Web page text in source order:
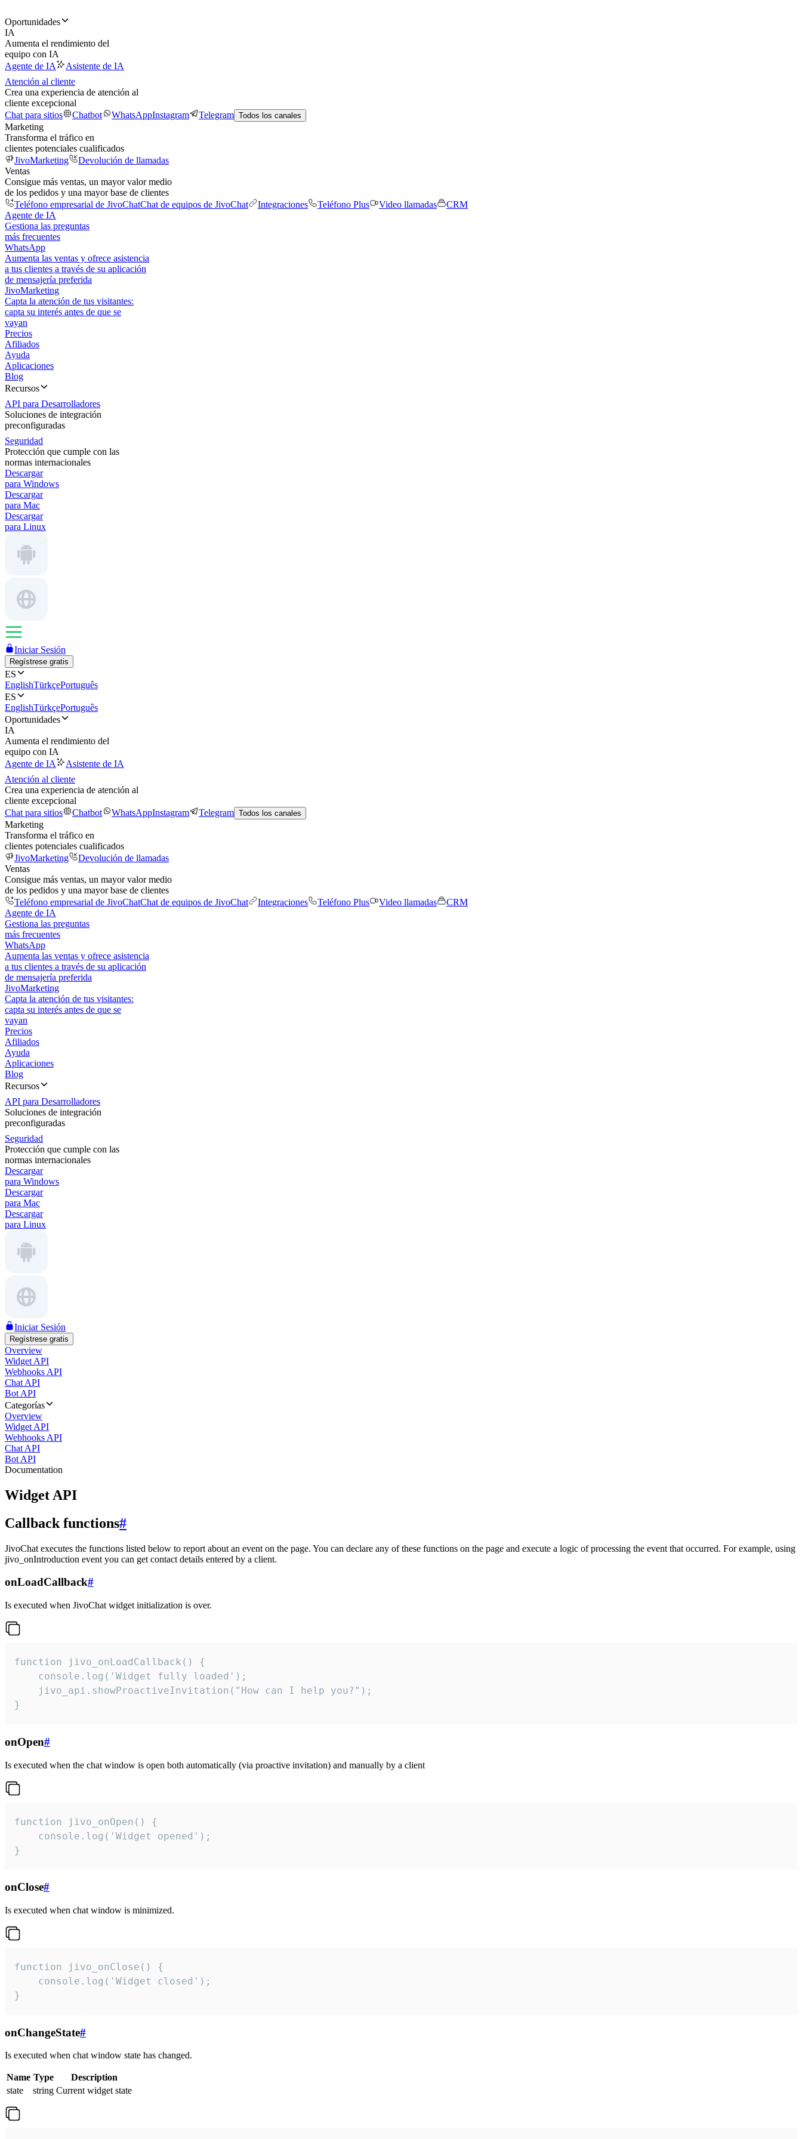
Oportunidades
IA
Aumenta el rendimiento del
equipo con IA
Agente de IA
Asistente de IA
Atención al cliente
Crea una experiencia de atención al
cliente excepcional
Chat para sitios
Chatbot WhatsAppInstagram Telegram Todos los canales
Marketing
Transforma el tráfico en
clientes potenciales cualificados
JivoMarketing
Devolución de llamadas
Ventas
Consigue más ventas, un mayor valor medio
de los pedidos y una mayor base de clientes
Teléfono empresarial de JivoChatChat de equipos de JivoChat Integraciones Teléfono Plus Video llamadas
CRM
Agente de IA
Gestiona las preguntas
más frecuentes
WhatsApp
Aumenta las ventas y ofrece asistencia
a tus clientes a través de su aplicación
de mensajería preferida
JivoMarketing
Capta la atención de tus visitantes:
capta su interés antes de que se
vayan
Precios
Afiliados
Ayuda
Aplicaciones
Blog
Recursos
API para Desarrolladores
Soluciones de integración
preconfiguradas
Seguridad
Protección que cumple con las
normas internacionales
Descargar
para Windows
Descargar
para Mac
Descargar
para Linux
Iniciar Sesión
Regístrese gratis
ES
EnglishTürkçePortuguês
ES
EnglishTürkçePortuguês
Oportunidades
IA
Aumenta el rendimiento del
equipo con IA
Agente de IA
Asistente de IA
Atención al cliente
Crea una experiencia de atención al
cliente excepcional
Chat para sitios
Chatbot WhatsAppInstagram Telegram Todos los canales
Marketing
Transforma el tráfico en
clientes potenciales cualificados
JivoMarketing
Devolución de llamadas
Ventas
Consigue más ventas, un mayor valor medio
de los pedidos y una mayor base de clientes
Teléfono empresarial de JivoChatChat de equipos de JivoChat Integraciones Teléfono Plus Video llamadas
CRM
Agente de IA
Gestiona las preguntas
más frecuentes
WhatsApp
Aumenta las ventas y ofrece asistencia
a tus clientes a través de su aplicación
de mensajería preferida
JivoMarketing
Capta la atención de tus visitantes:
capta su interés antes de que se
vayan
Precios
Afiliados
Ayuda
Aplicaciones
Blog
Recursos
API para Desarrolladores
Soluciones de integración
preconfiguradas
Seguridad
Protección que cumple con las
normas internacionales
Descargar
para Windows
Descargar
para Mac
Descargar
para Linux
Iniciar Sesión
Regístrese gratis
Overview
Widget API
Webhooks API
Chat API
Bot API
Categorías
Overview
Widget API
Webhooks API
Chat API
Bot API
Documentation
Widget API
Callback functions#
JivoChat executes the functions listed below to report about an event on the page. You can declare any of these functions on the page and execute a logic of processing the event that occurred. For example, using
jivo_onIntroduction event you can get contact details entered by a client.
onLoadCallback#
Is executed when JivoChat widget initialization is over.
function jivo_onLoadCallback() {
    console.log('Widget fully loaded');
    jivo_api.showProactiveInvitation("How can I help you?");
}
onOpen#
Is executed when the chat window is open both automatically (via proactive invitation) and manually by a client
function jivo_onOpen() {
    console.log('Widget opened');
}
onClose#
Is executed when chat window is minimized.
function jivo_onClose() {
    console.log('Widget closed');
}
onChangeState#
Is executed when chat window state has changed.
Name Type
Description
state
string Current widget state